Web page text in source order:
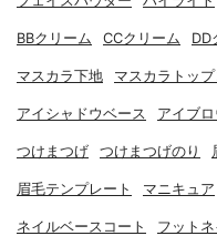
BBクリーム CCクリーム DD
マスカラ下地 マスカラトップ
アイシャドウベース アイブロ
つけまつげ つけまつげのり
眉毛テンプレート マニキュア
ネイルベースコート フット